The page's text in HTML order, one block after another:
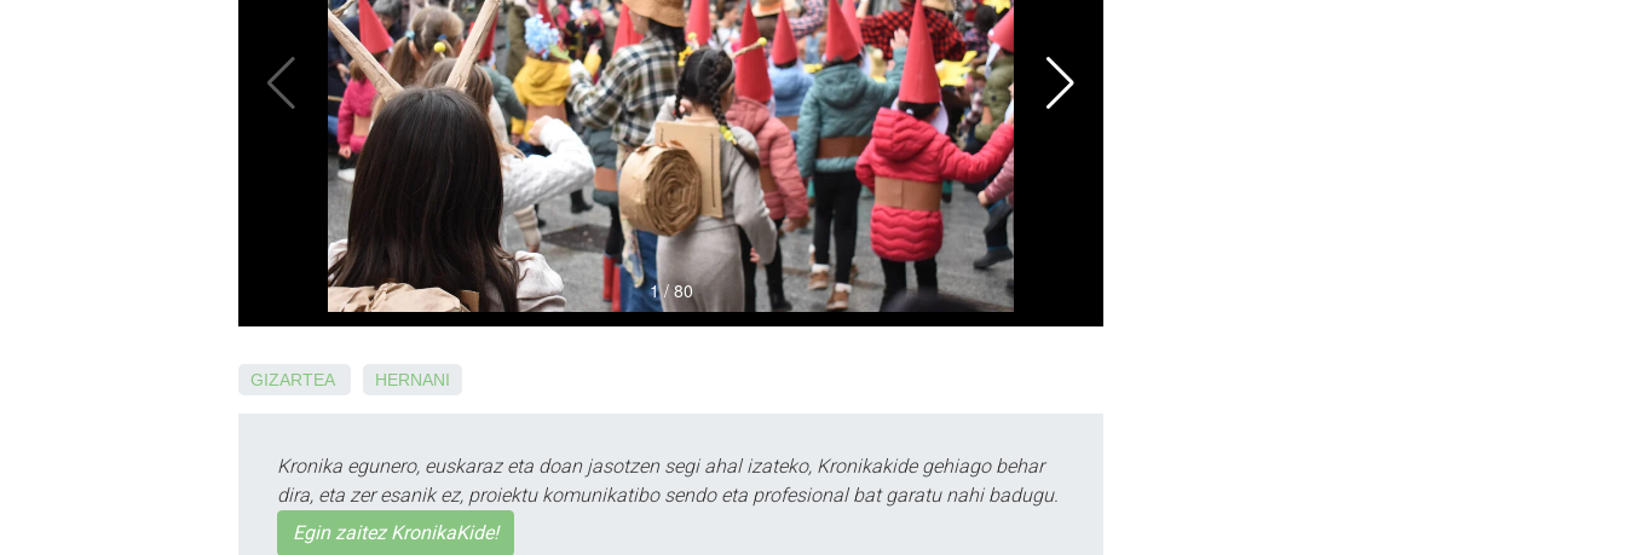
GIZARTEA HERNANI
Kronika egunero, euskaraz eta doan jasotzen segi ahal izateko, Kronikakide gehiago behar
dira, eta zer esanik ez, proiektu komunikatibo sendo eta profesional bat garatu nahi badugu.
Egin zaitez KronikaKide!